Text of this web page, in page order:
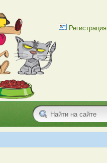
Регистрация